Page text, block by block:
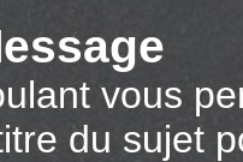
vous
du sujet